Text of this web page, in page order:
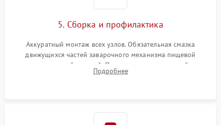
5. Сборка и профилактика
Аккуратный монтаж всех узлов. Обязательная смазка
движущихся частей заварочного механизма пищевой
силиконовой смазкой. Проведение программной
декальцинации и очистки системы от кофейных масел.
Подробнее